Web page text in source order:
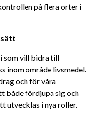
på flera orter i
sätt
som vill bidra till
inom område livsmedel.
och för våra
både fördjupa sig och
utvecklas i nya roller.